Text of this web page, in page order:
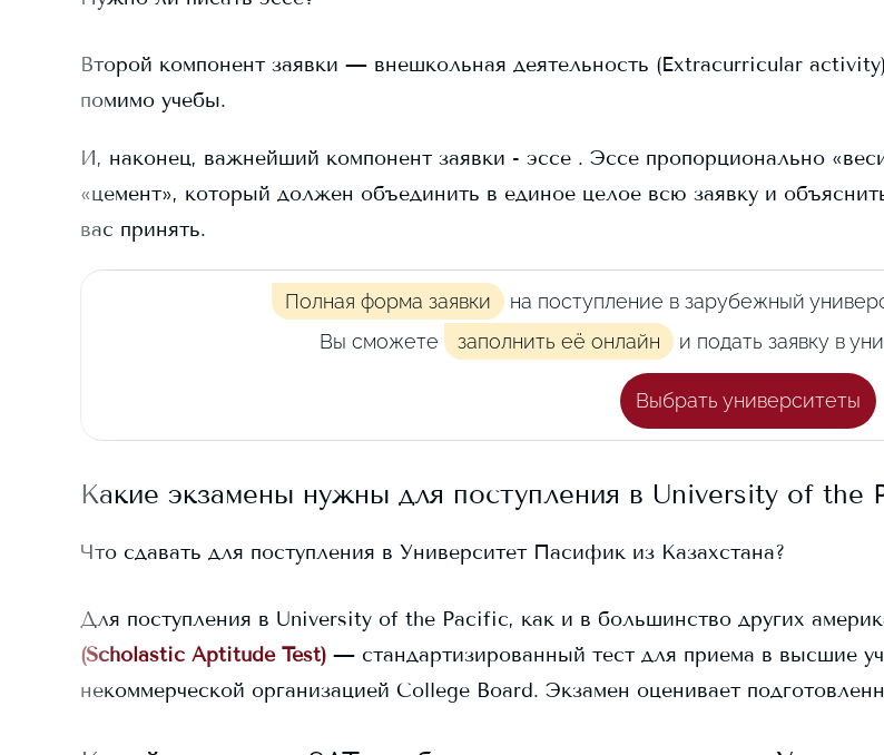
Второй компонент заявки — внешкольная деятельность (Extracurricular
помимо учебы.
И, наконец, важнейший компонент заявки - эссе . Эссе пропорционально
«цемент», который должен объединить в единое целое всю заявку и
вас принять.
Полная форма заявки на поступление в зарубежный
Вы сможете
заполнить её онлайн и подать заявку в
Выбрать университеты
Какие экзамены нужны для поступления в University of the
Что сдавать для поступления в Университет Пасифик из Казахстана?
Для поступления в University of the Pacific, как и в большинство других
(Scholastic Aptitude Test) — стандартизированный тест для приема в высшие
некоммерческой организацией College Board. Экзамен оценивает